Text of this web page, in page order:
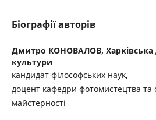
Біографії авторів
Дмитро КОНОВАЛОВ,
культури
кандидат філософських наук,
доцент кафедри фотомистецтва та
майстерності